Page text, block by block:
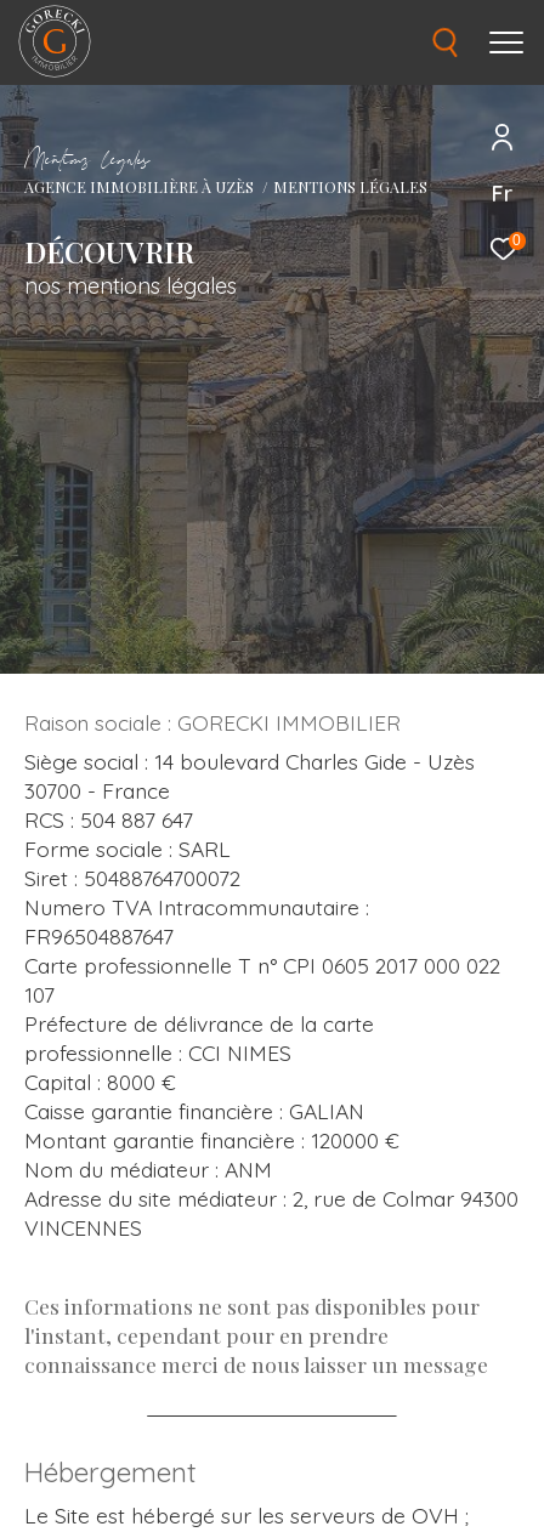
Fr
0
Mentios légae
AGENCE IMMOBILIÈRE À UZÈS MENTIONS LÉGALES
DÉCOUVRIR
nos mentions légales
Raison sociale : GORECKI IMMOBILIER
Siège social : 14 boulevard Charles Gide - Uzès
30700 - France
RCS : 504 887 647
Forme sociale : SARL
Siret : 50488764700072
Numero TVA Intracommunautaire :
FR96504887647
Carte professionnelle T n° CPI 0605 2017 000 022
107
Préfecture de délivrance de la carte
professionnelle : CCI NIMES
Capital : 8000 €
Caisse garantie financière : GALIAN
Montant garantie financière : 120000 €
Nom du médiateur : ANM
Adresse du site médiateur : 2, rue de Colmar 94300
VINCENNES
Ces informations ne sont pas disponibles pour
l'instant, cependant pour en prendre
connaissance merci de nous laisser un message
Hébergement
Le Site est hébergé sur les serveurs de OVH ;